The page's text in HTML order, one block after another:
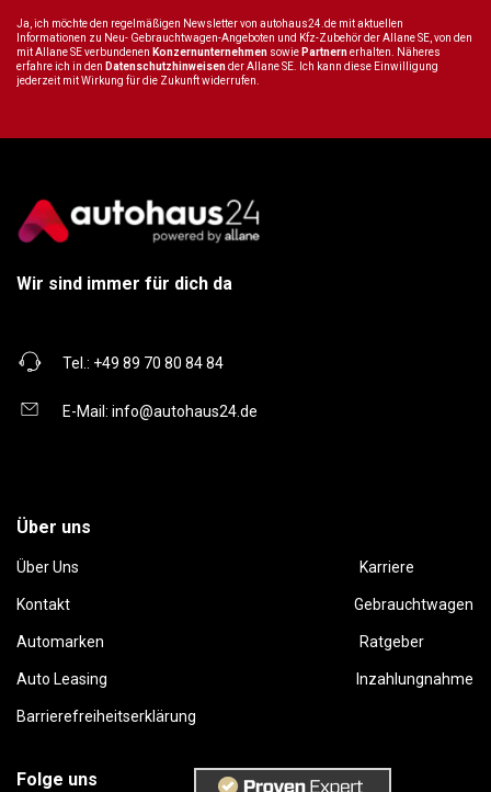
Ja, ich möchte den regelmäßigen Newsletter von autohaus24.de mit aktuellen
Informationen zu Neu- Gebrauchtwagen-Angeboten und Kfz-Zubehör der Allane SE, von den
mit Allane SE verbundenen Konzernunternehmen sowie Partnernerhalten. Näheres
erfahre ich in den Datenschutzhinweisender Allane SE. Ich kann diese Einwilligung
jederzeit mit Wirkung für die Zukunft widerrufen.
Wir sind immer für dich da
Tel.: +49 89 70 80 84 84
E-Mail: info@autohaus24.de
Über uns
Über Uns Karriere
Kontakt Gebrauchtwagen
Automarken Ratgeber
Auto Leasing Inzahlungnahme
Barrierefreiheitserklärung
Folge uns